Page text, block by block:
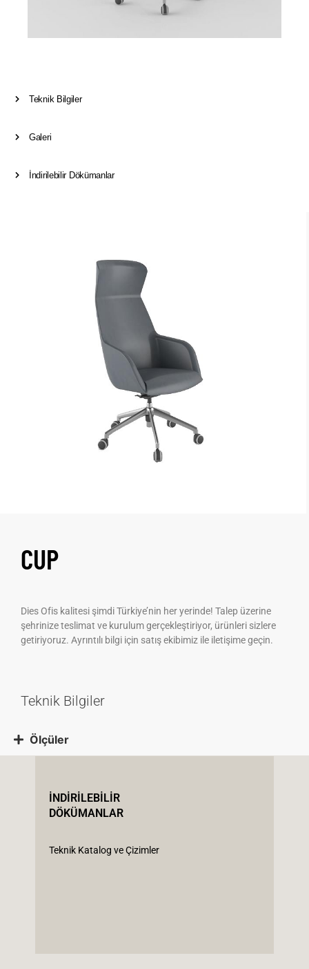
Teknik Bilgiler
Galeri
İndirilebilir Dökümanlar
CUP
Dies Ofis kalitesi şimdi Türkiye’nin her yerinde! Talep üzerine
şehrinize teslimat ve kurulum gerçekleştiriyor, ürünleri sizlere
getiriyoruz. Ayrıntılı bilgi için satış ekibimiz ile iletişime geçin.
Teknik Bilgiler
Ölçüler
İNDİRİLEBİLİR
DÖKÜMANLAR
Teknik Katalog ve Çizimler